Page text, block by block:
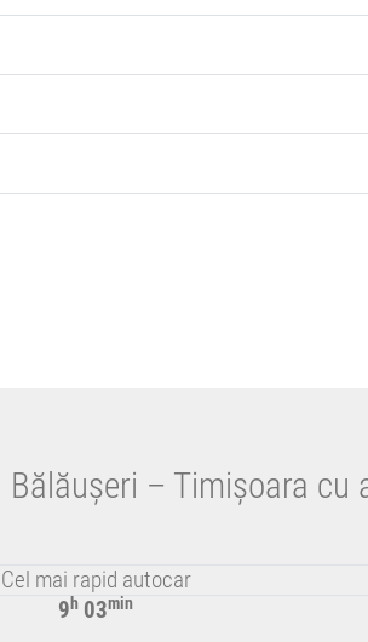
– Timișoara cu
Cel mai rapid autocar
9h 03min